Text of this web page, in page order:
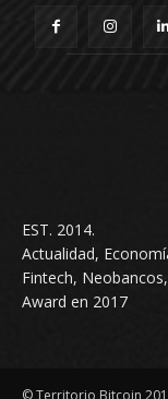
EST. 2014.
Actualidad,
Fintech,
Award en 2017
© Territorio Bitcoin